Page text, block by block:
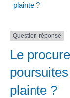
plainte ?
Question-réponse
Le
plainte ?